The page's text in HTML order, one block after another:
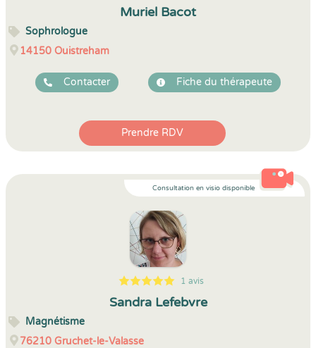
Muriel Bacot
Sophrologue
14150 Ouistreham
Contacter Fiche du thérapeute
Prendre RDV
Consultation en visio disponible
5
1
5
1 1 avis
Sandra Lefebvre
Magnétisme
76210 Gruchet-le-Valasse